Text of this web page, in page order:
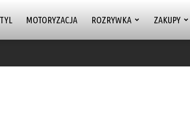
MOTORYZACJA ROZRYWKA ZAKUPY